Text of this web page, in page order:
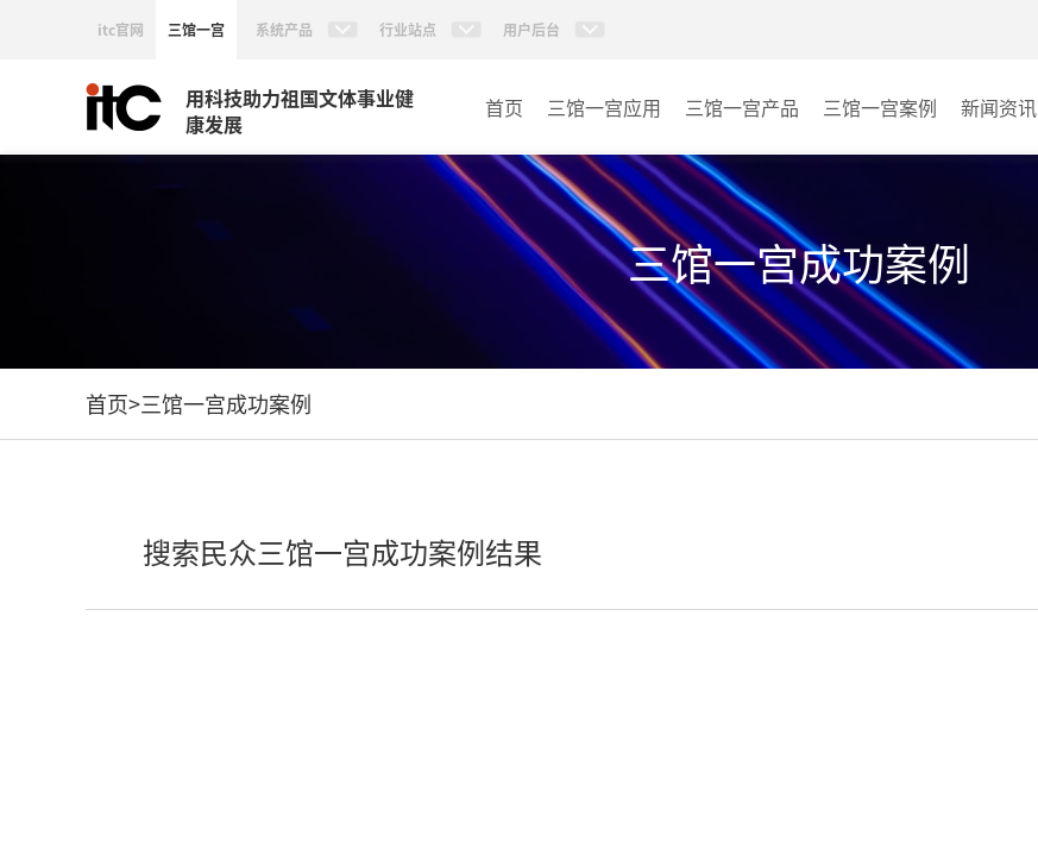
itc官网 三馆一宫 系统产品 行业站点 用户后台
用科技助力祖国文体事业健
康发展
首页 三馆一宫应用 三馆一宫产品
AI智慧视频会议系统
AI智慧会议平板
视频会议配件
AI智慧会议平板itchub
三馆一宫案例
博物馆
图书馆
青少年宫
新闻资讯
三馆一宫成功案例
首页>三馆一宫成功案例
搜索民众三馆一宫成功案例结果